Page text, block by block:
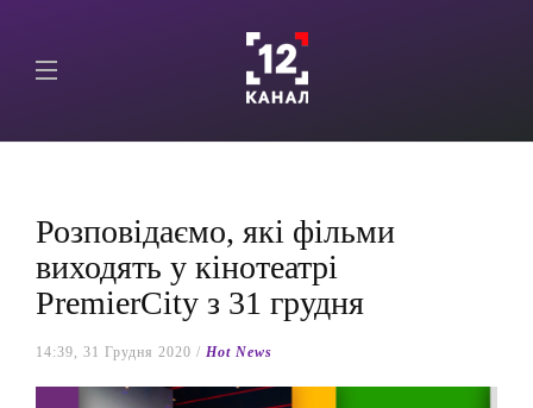
Розповідаємо, які фільми
виходять у кінотеатрі
PremierCity з 31 грудня
14:39, 31 Грудня 2020 / Hot News